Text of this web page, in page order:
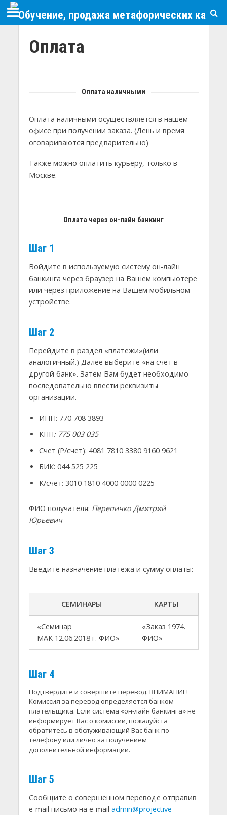
Оплата
Оплата наличными
Оплата наличными осуществляется в нашем
офисе при получении заказа. (День и время
оговариваются предварительно)
Также можно оплатить курьеру, только в
Москве.
Оплата через он-лайн банкинг
Шаг 1
Войдите в используемую систему он-лайн
банкинга через браузер на Вашем компьютере
или через приложение на Вашем мобильном
устройстве.
Шаг 2
Перейдите в раздел «платежи»(или
аналогичный.) Далее выберите «на счет в
другой банк». Затем Вам будет необходимо
последовательно ввести реквизиты
организации.
ИНН: 770 708 3893
КПП: 775 003 035
Счет (Р/счет): 4081 7810 3380 9160 9621
БИК: 044 525 225
К/счет: 3010 1810 4000 0000 0225
ФИО получателя: Перепичко Дмитрий
Юрьевич
Шаг 3
Введите назначение платежа и сумму оплаты:
СЕМИНАРЫ КАРТЫ
«Семинар
МАК 12.06.2018 г. ФИО»
«Заказ 1974.
ФИО»
Шаг 4
Подтвердите и совершите перевод. ВНИМАНИЕ!
Комиссия за перевод определяется банком
плательщика. Если система «он-лайн банкинга» не
информирует Вас о комиссии, пожалуйста
обратитесь в обслуживающий Вас банк по
телефону или лично за получением
дополнительной информации.
Шаг 5
Сообщите о совершенном переводе отправив
e-mail письмо на e-mail admin@projective-